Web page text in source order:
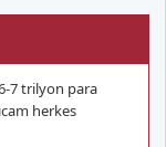
7 trilyon para
herkes